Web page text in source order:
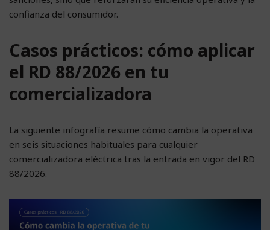
confianza del consumidor.
Casos prácticos: cómo aplicar
el RD 88/2026 en tu
comercializadora
La siguiente infografía resume cómo cambia la operativa
en seis situaciones habituales para cualquier
comercializadora eléctrica tras la entrada en vigor del RD
88/2026.